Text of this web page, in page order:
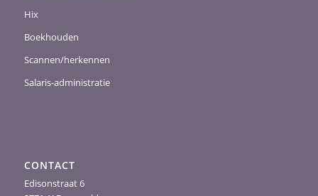
Hix
Boekhouden
Scannen/herkennen
Salaris-administratie
CONTACT
Edisonstraat 6